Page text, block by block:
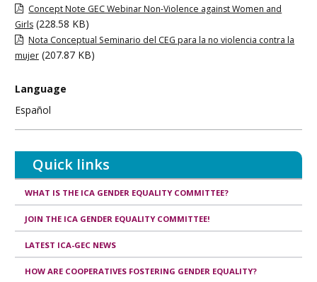
Concept Note GEC Webinar Non-Violence against Women and
Girls (228.58 KB)
Nota Conceptual Seminario del CEG para la no violencia contra la
mujer (207.87 KB)
Language
Español
Quick links
WHAT IS THE ICA GENDER EQUALITY COMMITTEE?
JOIN THE ICA GENDER EQUALITY COMMITTEE!
LATEST ICA-GEC NEWS
HOW ARE COOPERATIVES FOSTERING GENDER EQUALITY?